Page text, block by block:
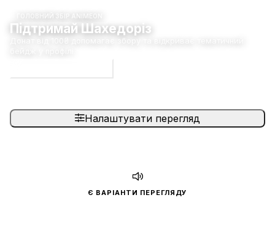
ГОЛОВНИЙ ЗБІР ANIMEON
Підтримай Шахедоріз
Донат від 100₴ допомагає збору та відкриває тематичний
Налаштувати перегляд
Є ВАРІАНТИ ПЕРЕГЛЯДУ